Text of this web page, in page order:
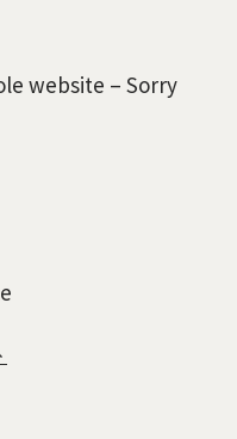
website – Sorry